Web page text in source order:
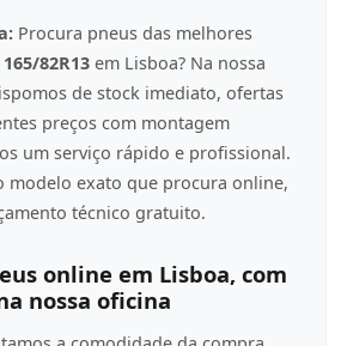
Procura pneus das melhores
165/82R13 em Lisboa? Na nossa
de stock imediato, ofertas
preços com montagem
um serviço rápido e profissional.
modelo exato que procura online,
técnico gratuito.
online em Lisboa, com
nossa oficina